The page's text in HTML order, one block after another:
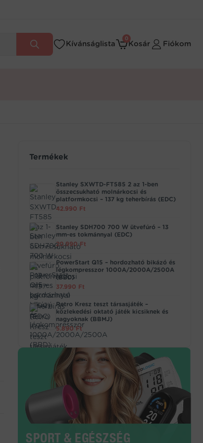
Kívánságlista
0
Kosár Fiókom
Termékek
Stanley SXWTD-FT585 2 az 1-ben
összecsukható molnárkocsi és
platformkocsi – 137 kg teherbírás (EDC)
42.990 Ft
Stanley SDH700 700 W ütvefúró – 13
mm-es tokmánnyal (EDC)
20.990Ft
PowerStart Q15 – hordozható bikázó és
légkompresszor 1000A/2000A/2500A
(BBD)
37.990 Ft
Retro Kresz teszt társasjáték –
közlekedési oktató játék kicsiknek és
nagyoknak (BBMJ)
5.890Ft
SPORT & EGÉSZSÉG